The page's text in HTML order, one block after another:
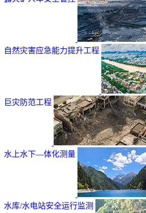
自然灾害应急能力提升工程
巨灾防范工程
水上水下—体化测量
水库/水电站安全运行监测